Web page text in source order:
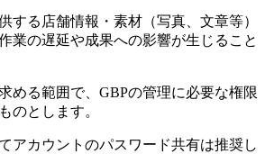
する店舗情報・素材（写真、文章等）
業の遅延や成果への影響が生じること
める範囲で、GBPの管理に必要な権限
のとします。
アカウントのパスワード共有は推奨し